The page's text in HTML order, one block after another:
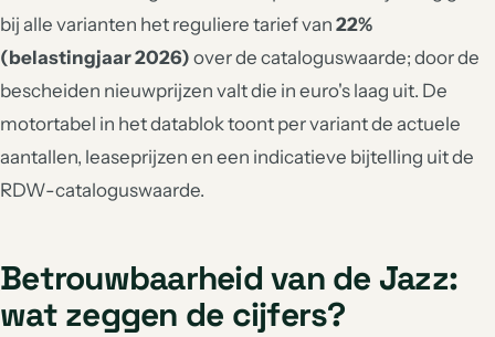
bij alle varianten het reguliere tarief van 22%
(belastingjaar 2026) over de cataloguswaarde; door de
bescheiden nieuwprijzen valt die in euro's laag uit. De
motortabel in het datablok toont per variant de actuele
aantallen, leaseprijzen en een indicatieve bijtelling uit de
RDW-cataloguswaarde.
Betrouwbaarheid van de Jazz:
wat zeggen de cijfers?